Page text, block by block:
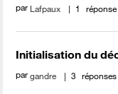
par Lafpaux 1 réponse
Initialisation du
pargandre 3 réponses